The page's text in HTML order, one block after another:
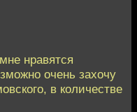
нравятся
очень захочу
в количестве